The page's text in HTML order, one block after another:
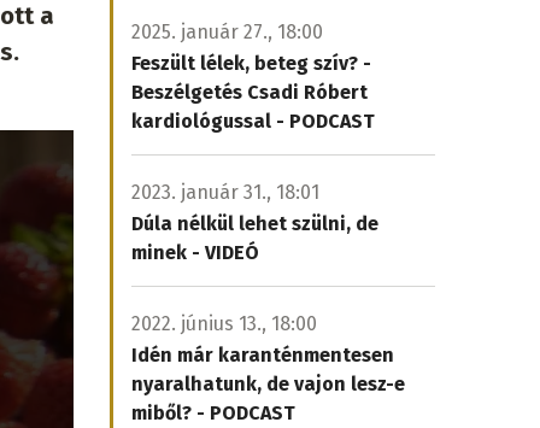
a
2025. január 27., 18:00
Feszült lélek, beteg szív? -
Beszélgetés Csadi Róbert
kardiológussal - PODCAST
2023. január 31., 18:01
Dúla nélkül lehet szülni, de
minek - VIDEÓ
2022. június 13., 18:00
Idén már karanténmentesen
nyaralhatunk, de vajon lesz-e
miből? - PODCAST